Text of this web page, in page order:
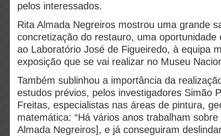
pelos interessados.
Rita Almada Negreiros mostrou uma grande
concretização do restauro, uma oportunidade
ao Laboratório José de Figueiredo, à equipa
exposição que se vai realizar no Museu
Também sublinhou a importância da
estudos prévios, pelos investigadores Simão
Freitas, especialistas nas áreas de pintura,
matemática: “Há vários anos trabalham
Almada Negreiros], e já conseguiram